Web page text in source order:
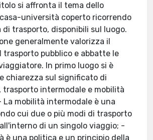
si affronta il tema dello
università coperto ricorrendo
di trasporto, disponibili sul luogo.
generalmente valorizza il
pubblico e abbatte le
In primo luogo si è
chiarezza sul significato di
intermodale e mobilità
La mobilità intermodale è una
cui due o più modi di trasporto
di un singolo viaggio; -
è una politica e un principio della